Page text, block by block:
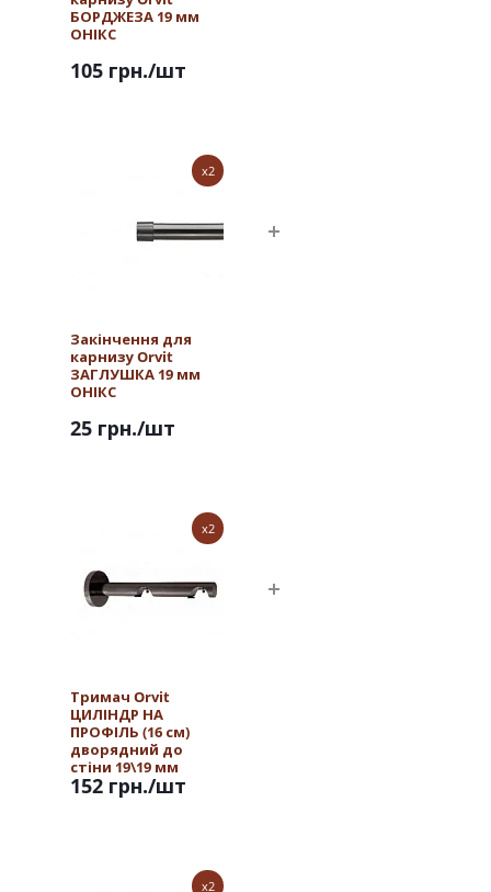
БОРДЖЕЗА 19 мм
ОНІКС
105 грн./шт
x2
Закінчення для
карнизу Orvit
ЗАГЛУШКА 19 мм
ОНІКС
25 грн./шт
x2
Тримач Orvit
ЦИЛІНДР НА
ПРОФІЛЬ (16 см)
дворядний до
стіни 19\19 мм
ОНІКС
152 грн./шт
x2